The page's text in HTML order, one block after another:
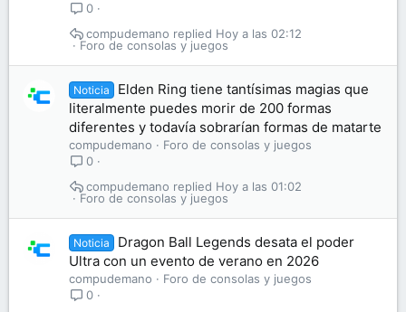
0
Foro de consolas y juegos
Hoy a las 02:12
compudemano
Noticia
Elden Ring tiene tantísimas magias que
literalmente puedes morir de 200 formas
diferentes y todavía sobrarían formas de matarte
compudemano
Foro de consolas y juegos
0
Foro de consolas y juegos
Hoy a las 01:02
compudemano
Noticia
Dragon Ball Legends desata el poder
Ultra con un evento de verano en 2026
compudemano
Foro de consolas y juegos
0